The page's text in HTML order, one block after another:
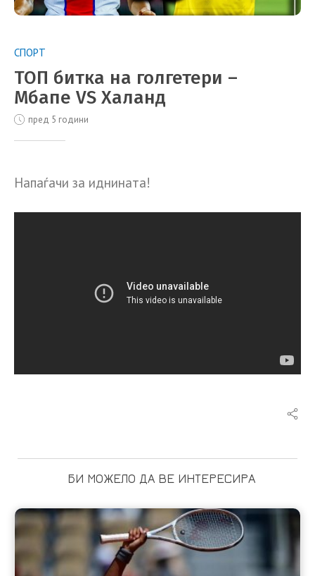
СПОРТ
ТОП битка на голгетери –
Мбапе VS Халанд
пред 5 години
Напаѓачи за иднината!
БИ МОЖЕЛО ДА ВЕ ИНТЕРЕСИРА